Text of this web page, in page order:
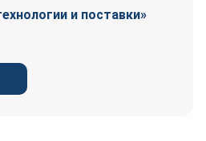
и поставки»